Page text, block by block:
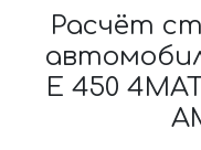
Расчёт
E 450